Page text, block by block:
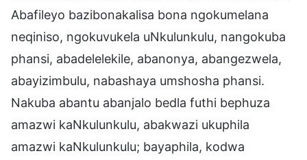
Abafileyo bazibonakalisa bona ngokumelana
neqiniso, ngokuvukela uNkulunkulu, nangokuba
phansi, abadelelekile, abanonya, abangezwela,
abayizimbulu, nabashaya umshosha phansi.
Nakuba abantu abanjalo bedla futhi bephuza
amazwi kaNkulunkulu, abakwazi ukuphila
amazwi kaNkulunkulu; bayaphila, kodwa